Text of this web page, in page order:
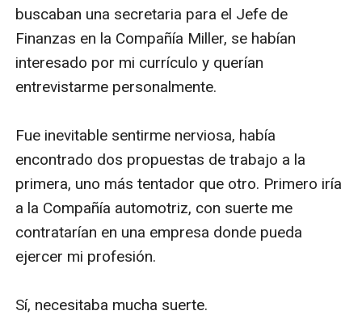
buscaban una secretaria para el Jefe de
Finanzas en la Compañía Miller, se habían
interesado por mi currículo y querían
entrevistarme personalmente.
Fue inevitable sentirme nerviosa, había
encontrado dos propuestas de trabajo a la
primera, uno más tentador que otro. Primero iría
a la Compañía automotriz, con suerte me
contratarían en una empresa donde pueda
ejercer mi profesión.
Sí, necesitaba mucha suerte.